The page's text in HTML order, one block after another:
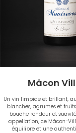
Mâcon
Un vin limpide et brillant,
blanches, agrumes et
bouche rondeur et
appellation, ce Mâcon-
équilibre et une